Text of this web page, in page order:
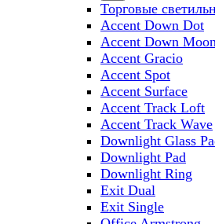
Торговые
Accent Down Dot
Accent Down
Accent Gracio
Accent Spot
Accent Surface
Accent Track Loft
Accent Track Wave
Downlight Glass
Downlight Pad
Downlight Ring
Exit Dual
Exit Single